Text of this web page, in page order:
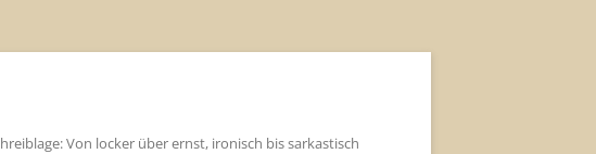
Von locker über ernst, ironisch bis sarkastisch